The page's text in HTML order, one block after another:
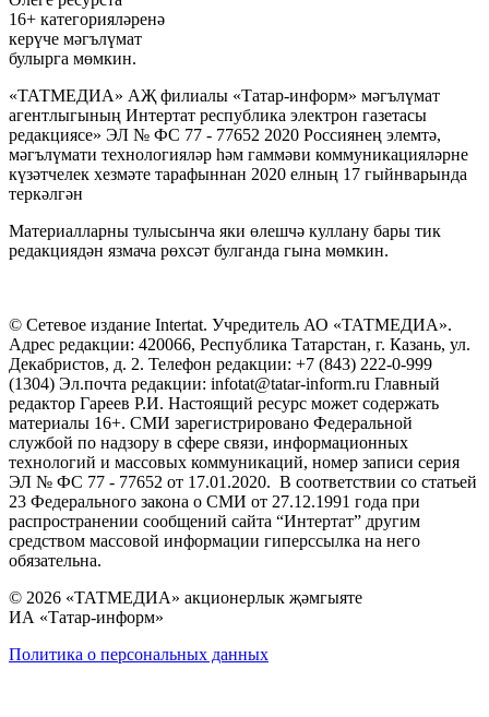
16+ категорияләренә
керүче мәгълүмат
булырга мөмкин.
«ТАТМЕДИА» АҖ филиалы «Татар-информ» мәгълүмат
агентлыгының Интертат республика электрон газетасы
редакциясе» ЭЛ № ФС 77 - 77652 2020 Россиянең элемтә,
мәгълүмати технологияләр һәм гаммәви коммуникацияләрне
күзәтчелек хезмәте тарафыннан 2020 елның 17 гыйнварында
теркәлгән
Материалларны тулысынча яки өлешчә куллану бары тик
редакциядән язмача рөхсәт булганда гына мөмкин.
© Сетевое издание Intertat. Учредитель АО «ТАТМЕДИА».
Адрес редакции: 420066, Республика Татарстан, г. Казань, ул.
Декабристов, д. 2. Телефон редакции: +7 (843) 222-0-999
(1304) Эл.почта редакции: infotat@tatar-inform.ru Главный
редактор Гареев Р.И. Настоящий ресурс может содержать
материалы 16+. СМИ зарегистрировано Федеральной
службой по надзору в сфере связи, информационных
технологий и массовых коммуникаций, номер записи серия
ЭЛ № ФС 77 - 77652 от 17.01.2020. В соответствии со статьей
23 Федерального закона о СМИ от 27.12.1991 года при
распространении сообщений сайта “Интертат” другим
средством массовой информации гиперссылка на него
обязательна.
© 2026 «ТАТМЕДИА» акционерлык җәмгыяте
ИА «Татар-информ»
Политика о персональных данных